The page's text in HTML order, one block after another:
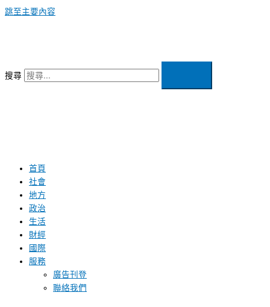
跳至主要內容
搜尋
首頁
社會
地方
政治
生活
財經
國際
服務
廣告刊登
聯絡我們